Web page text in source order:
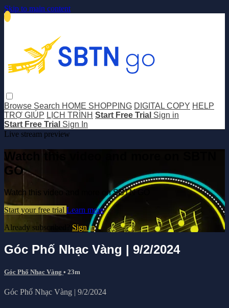
Skip to main content
Browse Search HOME SHOPPING DIGITAL COPY HELP
TRỢ GIÚP LỊCH TRÌNH Start Free Trial Sign in
Start Free Trial Sign In
Live stream preview
Watch this video and more on SBTN
GO
Watch this video and more on SBTN GO
Start your free trial Learn more
Already subscribed? Sign in
Góc Phố Nhạc Vàng | 9/2/2024
Góc Phố Nhạc Vàng • 23m
Góc Phố Nhạc Vàng | 9/2/2024